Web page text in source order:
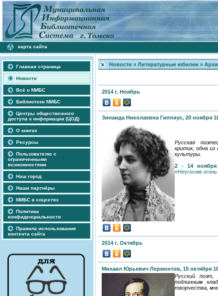
карта сайта
Главная страница
Новости
Всё о МИБС
Библиотеки МИБС
Центры общественного
доступа к информации (ЦОД)
О книгах
Ресурсы
Пользователю с
ограниченными
возможностями
Наш город
Наши партнёры
МИБС в соцсетях
Политика
конфиденциальности
Правила использования
контента сайта
Новости » Литературные юбилеи »
2014 г. Ноябрь
Зинаида Николаевна Гиппиус, 20 ноября
Русская
критик, одна из
культуры.
2 - 14 ноября
«Неугосим
2014 г. Октябрь
Михаил Юрьевич Лермонтов, 15 октября
Русский поэт,
подлинным
творчества,